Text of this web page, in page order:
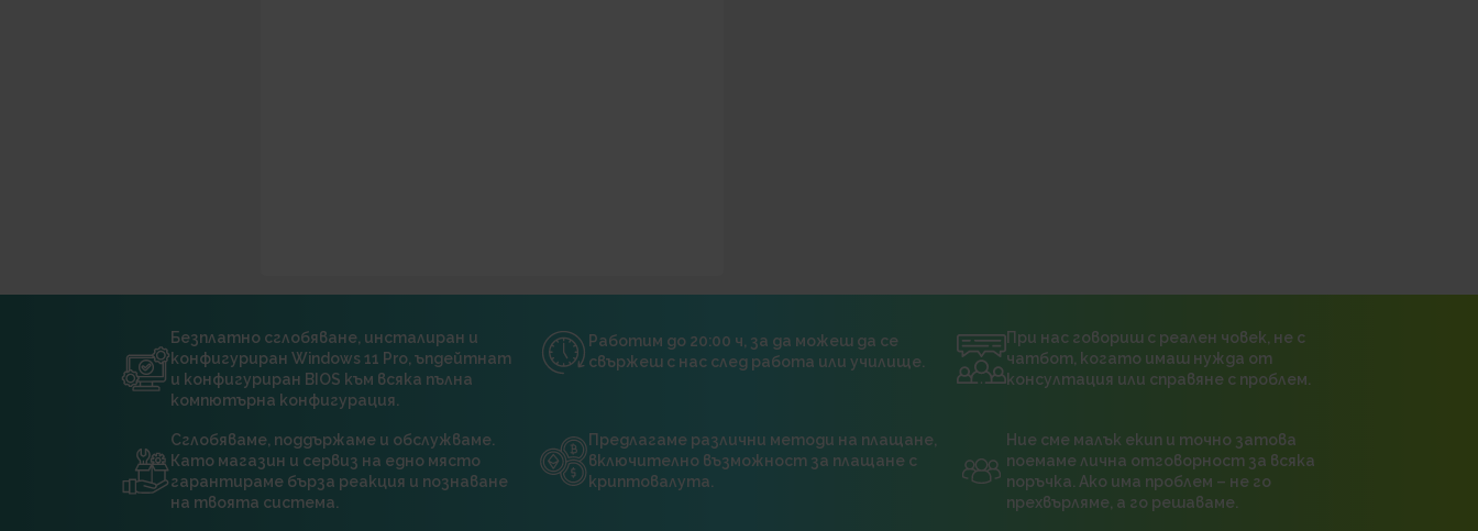
Безплатно сглобяване, инсталиран и
конфигуриран Windows 11 Pro, ъпдейтнат
и конфигуриран BIOS към всяка пълна
компютърна конфигурация.
Работим до 20:00 ч, за да можеш да се
свържеш с нас след работа или училище.
При нас говориш с реален човек, не с
чатбот, когато имаш нужда от
консултация или справяне с проблем.
Сглобяваме, поддържаме и обслужваме.
Като магазин и сервиз на едно място
гарантираме бърза реакция и познаване
на твоята система.
Предлагаме различни методи на плащане,
включително възможност за плащане с
криптовалута.
Ние сме малък екип и точно затова
поемаме лична отговорност за всяка
поръчка. Ако има проблем – не го
прехвърляме, а го решаваме.